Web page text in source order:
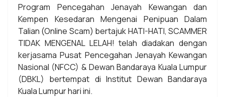
Program Pencegahan Jenayah Kewangan dan
Kempen Kesedaran Mengenai Penipuan Dalam
Talian (Online Scam) bertajuk HATI-HATI, SCAMMER
TIDAK MENGENAL LELAH! telah diadakan dengan
kerjasama Pusat Pencegahan Jenayah Kewangan
Nasional (NFCC) & Dewan Bandaraya Kuala Lumpur
(DBKL) bertempat di Institut Dewan Bandaraya
Kuala Lumpur hari ini.